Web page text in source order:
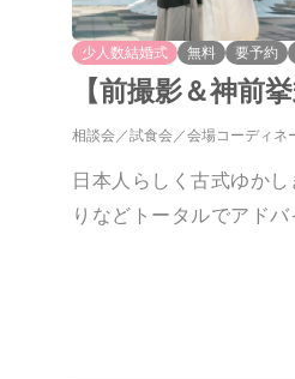
少人数結婚式 無料 要予約
【前撮影＆神前
相談会 試食会 会場コーディネ
日本人らしく古式ゆか
りなどトータルでアド